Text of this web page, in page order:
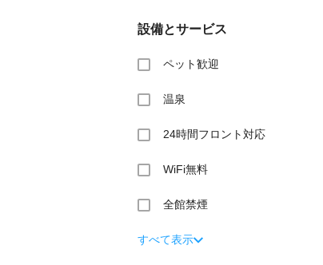
設備とサービス
ペット歓迎
温泉
24時間フロント対応
WiFi無料
全館禁煙
すべて表示